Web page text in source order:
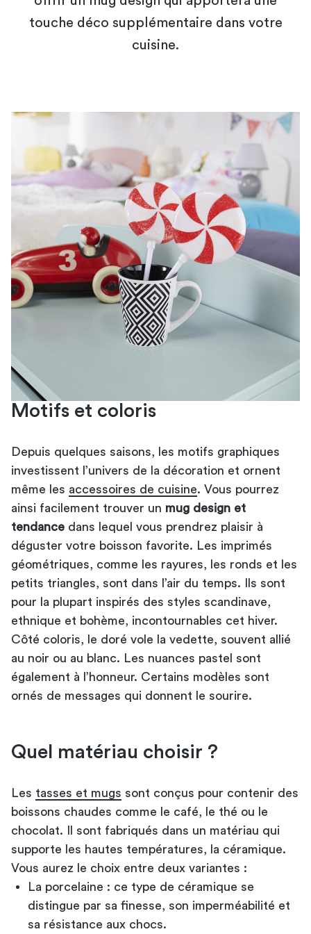
touche déco supplémentaire dans votre
cuisine.
Motifs et coloris
Depuis quelques saisons, les motifs graphiques
investissent l’univers de la décoration et ornent
même les accessoires de cuisine. Vous pourrez
ainsi facilement trouver un mug design et
tendance dans lequel vous prendrez plaisir à
déguster votre boisson favorite. Les imprimés
géométriques, comme les rayures, les ronds et les
petits triangles, sont dans l’air du temps. Ils sont
pour la plupart inspirés des styles scandinave,
ethnique et bohème, incontournables cet hiver.
Côté coloris, le doré vole la vedette, souvent allié
au noir ou au blanc. Les nuances pastel sont
également à l’honneur. Certains modèles sont
ornés de messages qui donnent le sourire.
Quel matériau choisir ?
Les tasses et mugs sont conçus pour contenir des
boissons chaudes comme le café, le thé ou le
chocolat. Il sont fabriqués dans un matériau qui
supporte les hautes températures, la céramique.
Vous aurez le choix entre deux variantes :
La porcelaine : ce type de céramique se
distingue par sa finesse, son imperméabilité et
sa résistance aux chocs.